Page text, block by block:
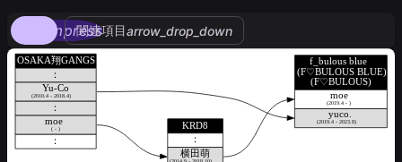
compress
関連項目arrow_drop_down